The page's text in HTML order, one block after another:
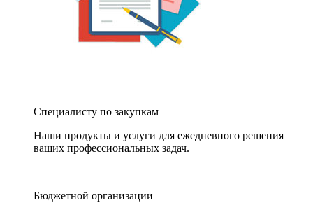
Специалисту по закупкам
Наши продукты и услуги для ежедневного решения
ваших профессиональных задач.
Бюджетной организации